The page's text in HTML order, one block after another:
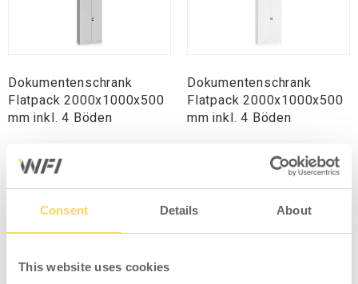
Consent Details About
This website uses cookies
Dokumentenschrank
Flatpack 2000x1000x500
mm inkl. 4 Böden
Zum Einsehen von Preisen
und Lagerstatus anmelden.
Dokumentenschrank
Flatpack 2000x1000x500
mm inkl. 4 Böden
Zum Einsehen von Preisen
und Lagerstatus anmelden.